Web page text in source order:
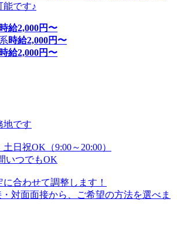
能です♪
時給2,000円〜
時給2,000円〜
時給2,000円〜
地です
日祝OK（9:00～20:00）
いつでもOK
合わせて調整します！
対面面接から、ご希望の方法を選べま